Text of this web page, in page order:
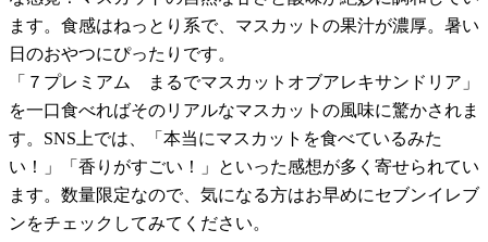
ます。食感はねっとり系で、マスカットの果汁が濃厚。暑い
日のおやつにぴったりです。
「７プレミアム まるでマスカットオブアレキサンドリア」
を一口食べればそのリアルなマスカットの風味に驚かされま
す。SNS上では、「本当にマスカットを食べているみた
い！」「香りがすごい！」といった感想が多く寄せられてい
ます。数量限定なので、気になる方はお早めにセブンイレブ
ンをチェックしてみてください。